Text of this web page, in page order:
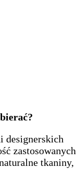
designerskich
zastosowanych
tkaniny,